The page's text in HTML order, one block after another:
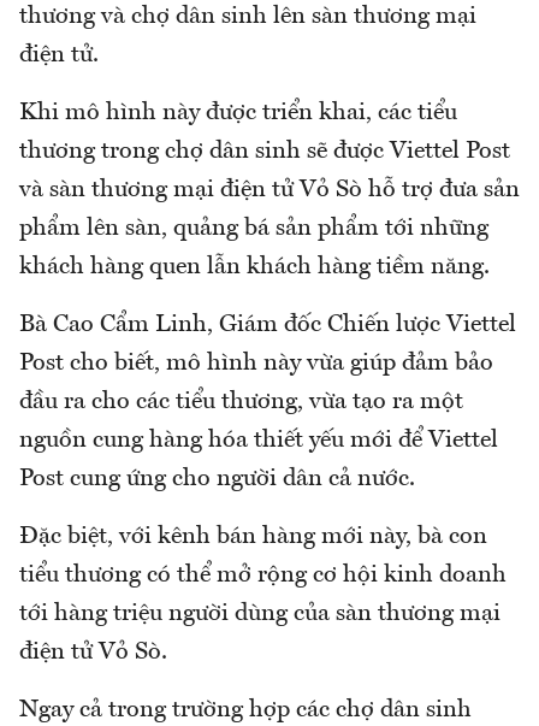
thương và chợ dân sinh lên sàn thương mại
điện tử.
Khi mô hình này được triển khai, các tiểu
thương trong chợ dân sinh sẽ được Viettel Post
và sàn thương mại điện tử Vỏ Sò hỗ trợ đưa sản
phẩm lên sàn, quảng bá sản phẩm tới những
khách hàng quen lẫn khách hàng tiềm năng.
Bà Cao Cẩm Linh, Giám đốc Chiến lược Viettel
Post cho biết, mô hình này vừa giúp đảm bảo
đầu ra cho các tiểu thương, vừa tạo ra một
nguồn cung hàng hóa thiết yếu mới để Viettel
Post cung ứng cho người dân cả nước.
Đặc biệt, với kênh bán hàng mới này, bà con
tiểu thương có thể mở rộng cơ hội kinh doanh
tới hàng triệu người dùng của sàn thương mại
điện tử Vỏ Sò.
Ngay cả trong trường hợp các chợ dân sinh